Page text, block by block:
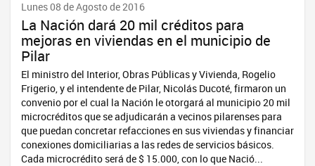
Lunes 08 de Agosto de 2016
La Nación dará 20 mil créditos para
mejoras en viviendas en el municipio de
Pilar
El ministro del Interior, Obras Públicas y Vivienda, Rogelio
Frigerio, y el intendente de Pilar, Nicolás Ducoté, firmaron un
convenio por el cual la Nación le otorgará al municipio 20 mil
microcréditos que se adjudicarán a vecinos pilarenses para
que puedan concretar refacciones en sus viviendas y financiar
conexiones domiciliarias a las redes de servicios básicos.
Cada microcrédito será de $ 15.000, con lo que Nació...